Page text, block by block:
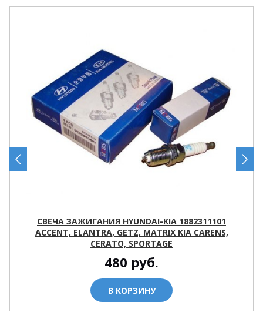
СВЕЧА ЗАЖИГАНИЯ HYUNDAI-KIA 1882311101
ACCENT, ELANTRA, GETZ, MATRIX KIA CARENS,
CERATO, SPORTAGE
480 руб.
В КОРЗИНУ